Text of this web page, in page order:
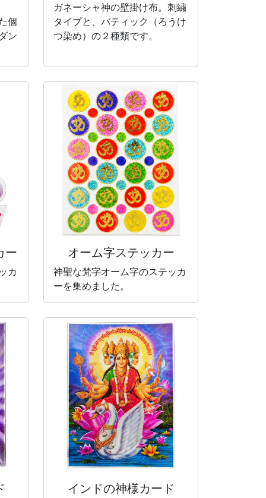
個
ン
ガネーシャ神の壁掛け布。刺繍
タイプと、バティック（ろうけ
つ染め）の２種類です。
ー
カ
オーム字ステッカー
神聖な梵字オーム字のステッカ
ーを集めました。
インドの神様カード